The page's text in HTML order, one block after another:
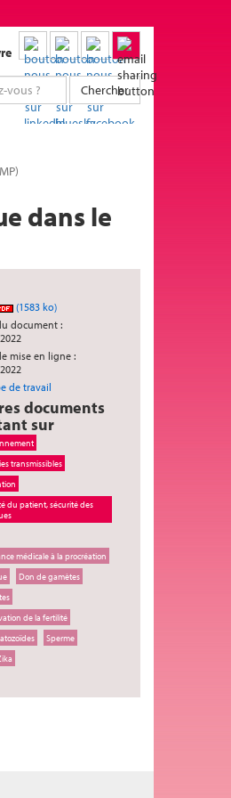
Chercher
dans le
(1583 ko)
document :
mise en ligne :
de travail
documents
sur
transmissibles
du patient, sécurité des
médicale à la procréation
Don de gamètes
de la fertilité
Sperme